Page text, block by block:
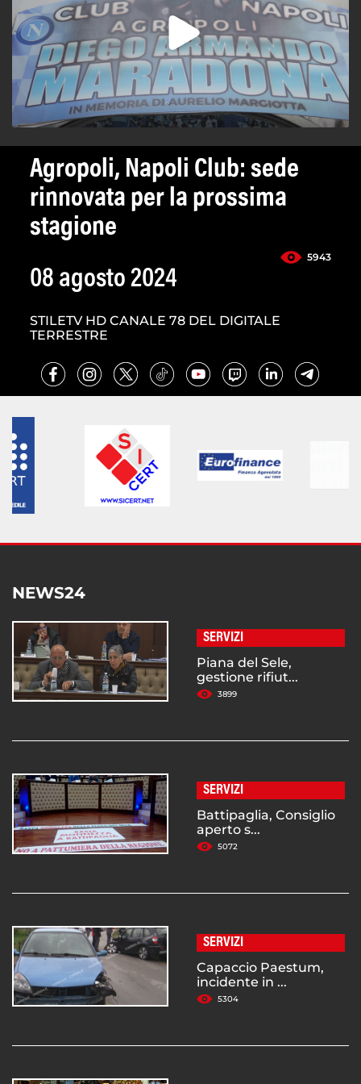
Agropoli, Napoli Club: sede
rinnovata per la prossima
stagione
5943
08 agosto 2024
STILETV HD CANALE 78 DEL DIGITALE
TERRESTRE
NEWS24
SERVIZI
Piana del Sele,
gestione rifiut...
3899
SERVIZI
Battipaglia, Consiglio
aperto s...
5072
SERVIZI
Capaccio Paestum,
incidente in ...
5304